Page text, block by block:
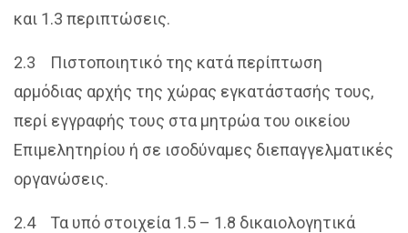
και 1.3 περιπτώσεις.
2.3 Πιστοποιητικό της κατά περίπτωση
αρμόδιας αρχής της χώρας εγκατάστασής τους,
περί εγγραφής τους στα μητρώα του οικείου
Επιμελητηρίου ή σε ισοδύναμες διεπαγγελματικές
οργανώσεις.
2.4 Τα υπό στοιχεία 1.5 – 1.8 δικαιολογητικά